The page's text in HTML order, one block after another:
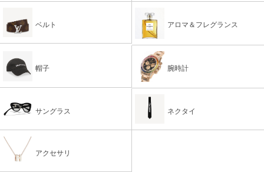
ベルト アロマ＆フレグランス
帽子 腕時計
サングラス ネクタイ
アクセサリ